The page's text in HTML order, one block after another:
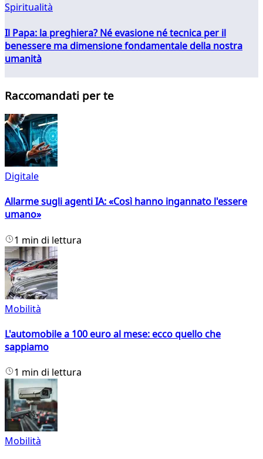
Spiritualità
Il Papa: la preghiera? Né evasione né tecnica per il
benessere ma dimensione fondamentale della nostra
umanità
Raccomandati per te
Digitale
Allarme sugli agenti IA: «Così hanno ingannato l'essere
umano»
1 min di lettura
Mobilità
L'automobile a 100 euro al mese: ecco quello che
sappiamo
1 min di lettura
Mobilità